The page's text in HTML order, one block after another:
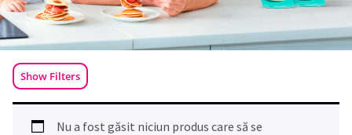
Show Filters
Nu a fost găsit niciun produs care să se